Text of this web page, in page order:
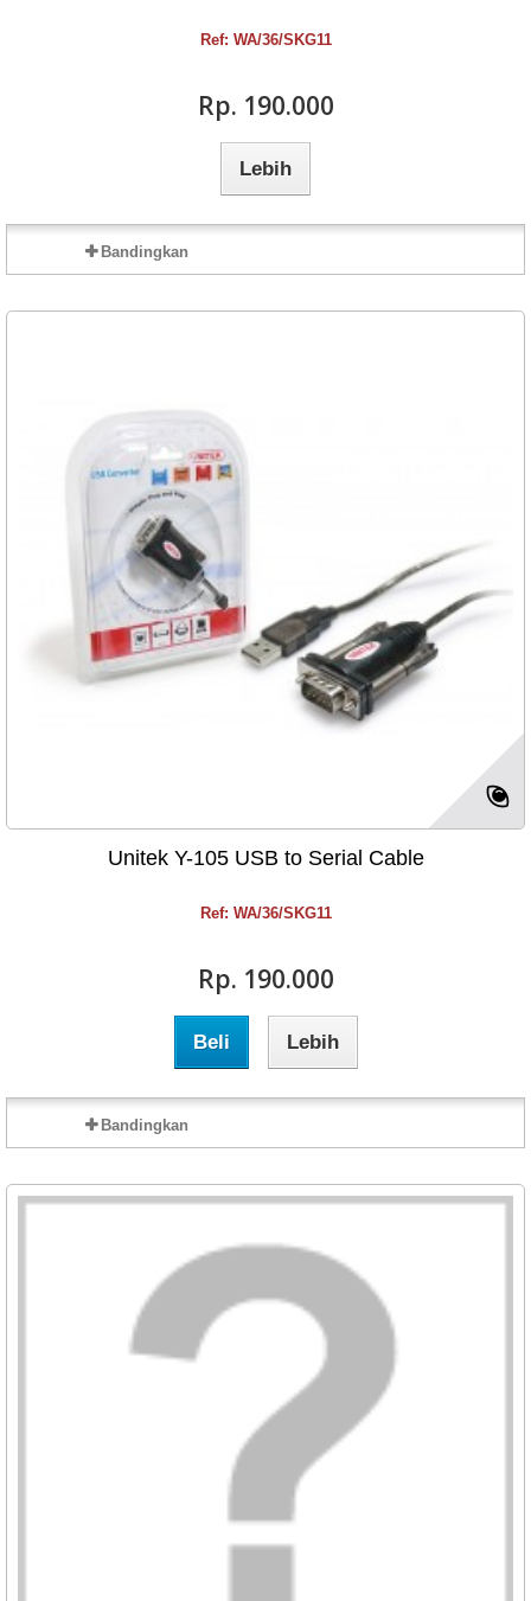
Ref: WA/36/SKG11
Rp‎. 190.000
Lebih
Bandingkan
Unitek Y-105 USB to Serial Cable
Ref: WA/36/SKG11
Rp‎. 190.000
Beli Lebih
Bandingkan